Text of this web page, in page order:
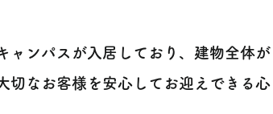
ャンパスが入居しており、建物全体が
切なお客様を安心してお迎えできる心